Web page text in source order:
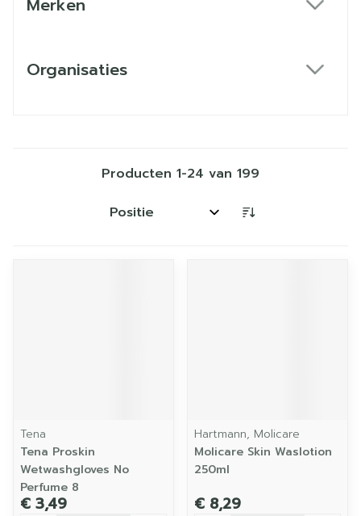
Merken
Organisaties
Producten 1-24 van 199
Sorteer op:
Tena
Tena Proskin
Wetwashgloves No
Perfume 8
€ 3,49
Hartmann, Molicare
Molicare Skin Waslotion
250ml
€ 8,29